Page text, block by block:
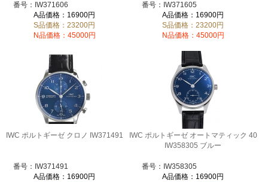
番号：IW371606
A品価格：16900円
S品価格：23200円
N品価格：45000円
番号：IW371605
A品価格：16900円
S品価格：23200円
N品価格：45000円
IWC ポルトギーゼ クロノ IW371491
番号：IW371491
A品価格：16900円
IWC ポルトギーゼ オートマティック 40
IW358305 ブルー
番号：IW358305
A品価格：16900円